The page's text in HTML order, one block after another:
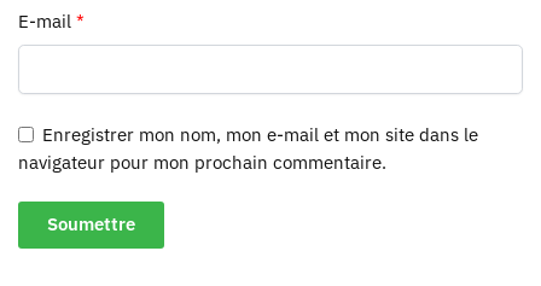
E-mail *
Enregistrer mon nom, mon e-mail et mon site dans le
navigateur pour mon prochain commentaire.